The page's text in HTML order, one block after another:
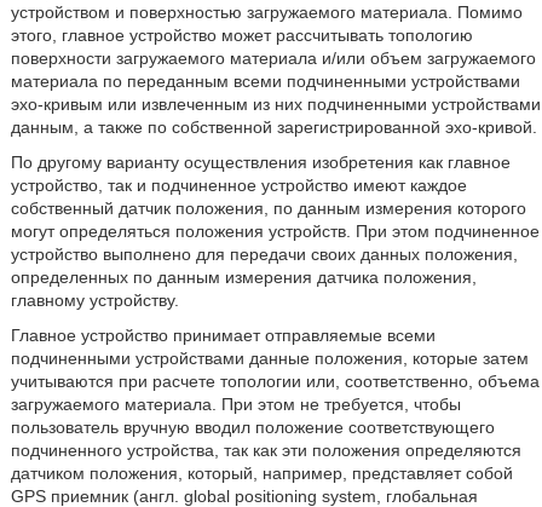
устройством и поверхностью загружаемого материала. Помимо
этого, главное устройство может рассчитывать топологию
поверхности загружаемого материала и/или объем загружаемого
материала по переданным всеми подчиненными устройствами
эхо-кривым или извлеченным из них подчиненными устройствами
данным, а также по собственной зарегистрированной эхо-кривой.
По другому варианту осуществления изобретения как главное
устройство, так и подчиненное устройство имеют каждое
собственный датчик положения, по данным измерения которого
могут определяться положения устройств. При этом подчиненное
устройство выполнено для передачи своих данных положения,
определенных по данным измерения датчика положения,
главному устройству.
Главное устройство принимает отправляемые всеми
подчиненными устройствами данные положения, которые затем
учитываются при расчете топологии или, соответственно, объема
загружаемого материала. При этом не требуется, чтобы
пользователь вручную вводил положение соответствующего
подчиненного устройства, так как эти положения определяются
датчиком положения, который, например, представляет собой
GPS приемник (англ. global positioning system, глобальная